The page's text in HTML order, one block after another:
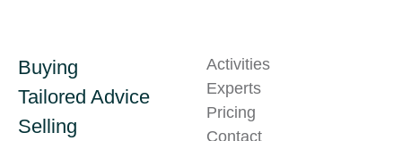
Buying
Tailored Advice
Selling
Activities
Experts
Pricing
Contact